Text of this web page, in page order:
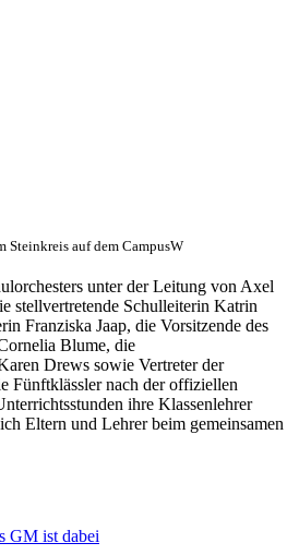
Steinkreis auf dem CampusW
unter der Leitung von Axel
stellvertretende Schulleiterin Katrin
Franziska Jaap, die Vorsitzende des
Blume, die
Drews sowie Vertreter der
Fünftklässler nach der offiziellen
ihre Klassenlehrer
Eltern und Lehrer beim gemeinsamen